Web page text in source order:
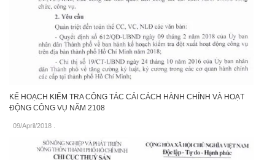
KẾ HOẠCH KIỂM TRA CÔNG TÁC CẢI CÁCH HÀNH CHÍNH VÀ HOẠT
ĐỘNG CÔNG VỤ NĂM 2108
09/April/2018